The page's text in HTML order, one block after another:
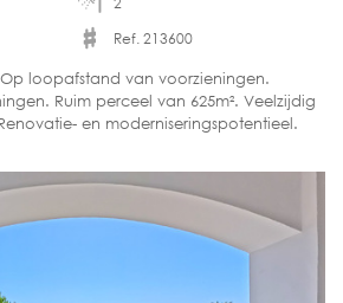
Ref. 213600
loopafstand van voorzieningen.
Ruim perceel van 625m². Veelzijdig
en moderniseringspotentieel.